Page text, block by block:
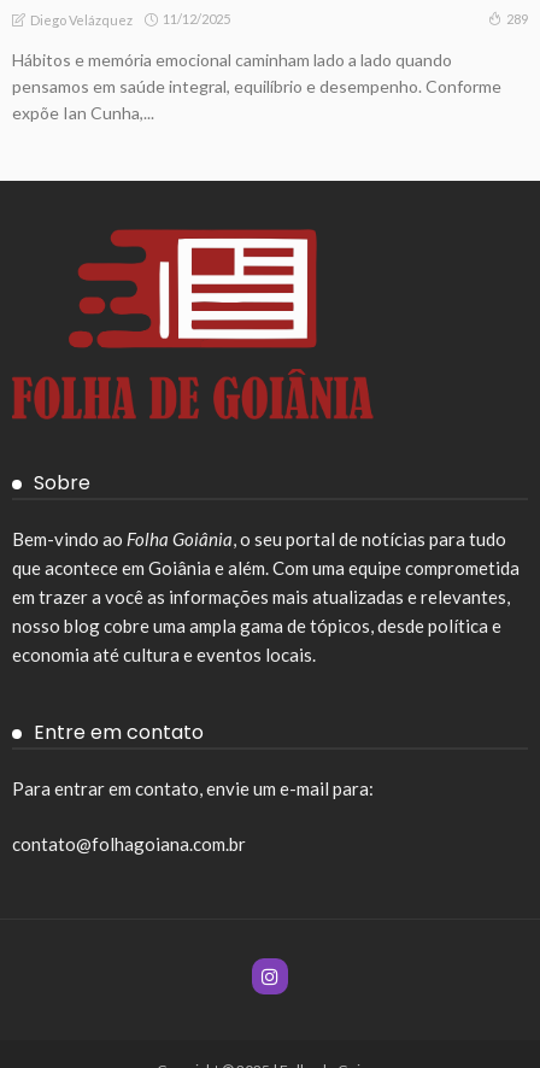
Diego Velázquez 11/12/2025 289
Hábitos e memória emocional caminham lado a lado quando
pensamos em saúde integral, equilíbrio e desempenho. Conforme
expõe Ian Cunha,...
Sobre
Bem-vindo ao Folha Goiânia , o seu portal de notícias para tudo
que acontece em Goiânia e além. Com uma equipe comprometida
em trazer a você as informações mais atualizadas e relevantes,
nosso blog cobre uma ampla gama de tópicos, desde política e
economia até cultura e eventos locais.
Entre em contato
Para entrar em contato, envie um e-mail para:
contato@folhagoiana.com.br